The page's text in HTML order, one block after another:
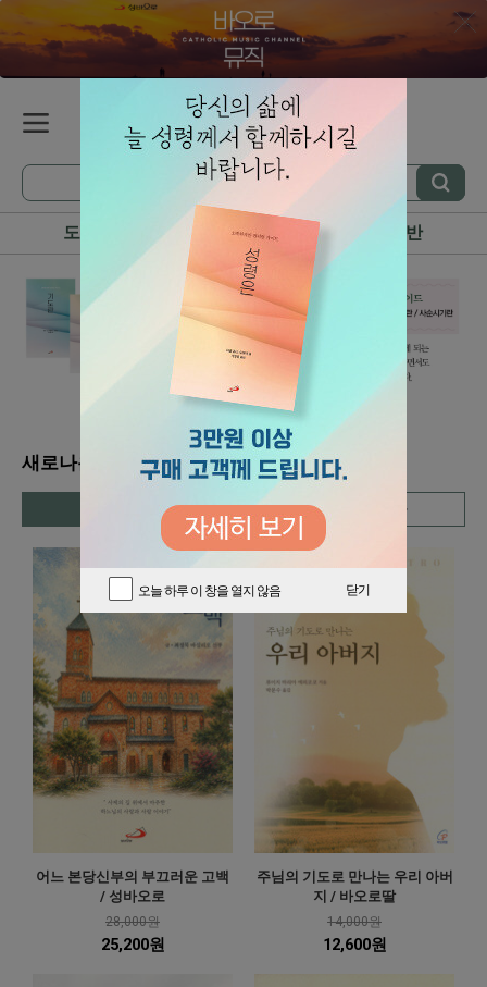
도서 성물 음반
오늘 하루 이 창을 열지 않음 닫기
새로나온 상품
음반 성물
어느 본당신부의 부끄러운 고백
/ 성바오로
28,000원
25,200원
주님의 기도로 만나는 우리 아버
지 / 바오로딸
14,000원
12,600원